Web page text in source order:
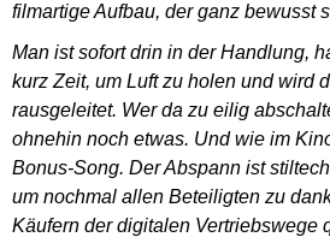
filmartige Aufbau, der ganz bewusst
Man ist sofort drin in der Handlung,
kurz Zeit, um Luft zu holen und wird
rausgeleitet. Wer da zu eilig
ohnehin noch etwas. Und wie im
Bonus-Song. Der Abspann ist
um nochmal allen Beteiligten zu
Käufern der digitalen Vertriebswege